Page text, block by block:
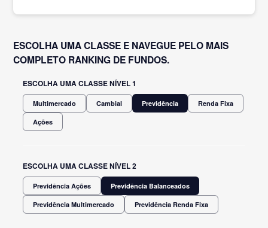
ESCOLHA UMA CLASSE E NAVEGUE PELO MAIS
COMPLETO RANKING DE FUNDOS.
ESCOLHA UMA CLASSE NÍVEL 1
Multimercado Cambial Previdência Renda Fixa
Ações
ESCOLHA UMA CLASSE NÍVEL 2
Previdência Ações Previdência Balanceados
Previdência Multimercado Previdência Renda Fixa